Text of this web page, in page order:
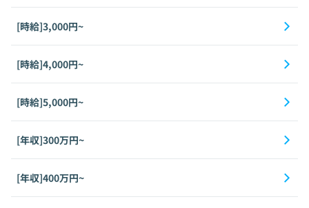
[時給]3,000円~
[時給]4,000円~
[時給]5,000円~
[年収]300万円~
[年収]400万円~